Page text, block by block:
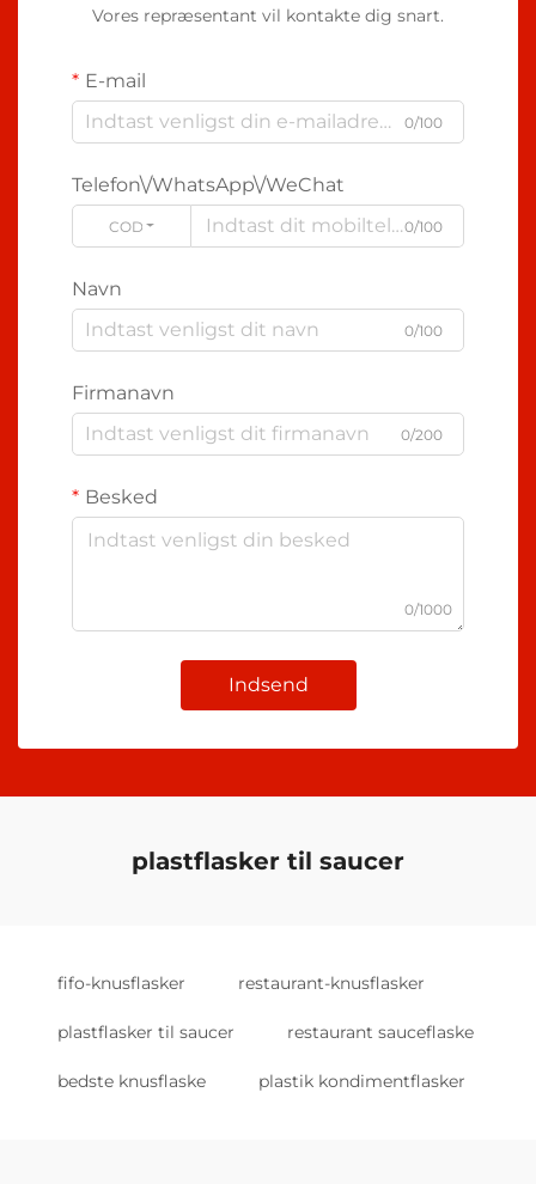
Vores repræsentant vil kontakte dig snart.
E-mail
0/100
Telefon\/WhatsApp\/WeChat
CODE 0/100
Navn
0/100
Firmanavn
0/200
Besked
0/1000
Indsend
plastflasker til saucer
fifo-knusflasker restaurant-knusflasker
plastflasker til saucer restaurant sauceflaske
bedste knusflaske plastik kondimentflasker